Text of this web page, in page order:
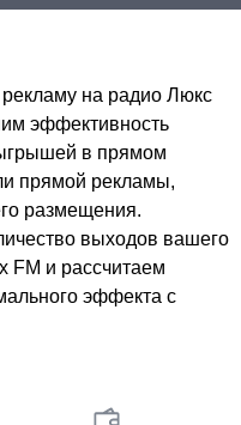
на радио Люкс
эффективность
в прямом
прямой рекламы,
размещения.
выходов вашего
FM и рассчитаем
эффекта с